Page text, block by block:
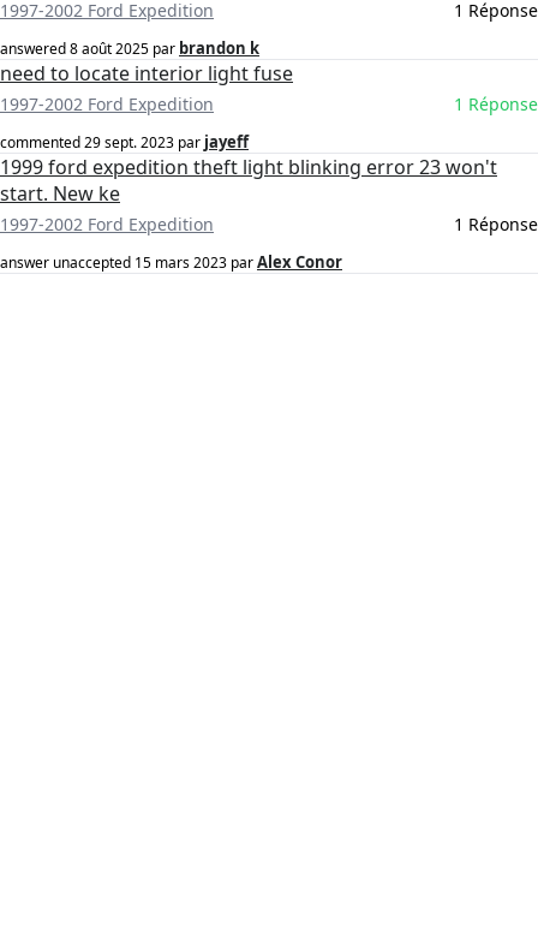
1997-2002 Ford Expedition 1 Réponse
answered8 août 2025 par brandon k
need to locate interior light fuse
1997-2002 Ford Expedition 1 Réponse
commented29 sept. 2023 par jayeff
1999 ford expedition theft light blinking error 23 won't
start. New ke
1997-2002 Ford Expedition 1 Réponse
answer unaccepted 15 mars 2023 parAlex Conor